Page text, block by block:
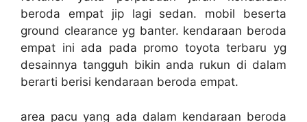
beroda empat jip lagi sedan. mobil beserta
ground clearance yg banter. kendaraan beroda
empat ini ada pada promo toyota terbaru yg
desainnya tangguh bikin anda rukun di dalam
berarti berisi kendaraan beroda empat.
area pacu yang ada dalam kendaraan beroda